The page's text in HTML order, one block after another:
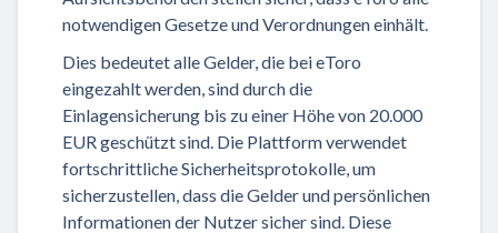
notwendigen Gesetze und Verordnungen einhält.
Dies bedeutet alle Gelder, die bei eToro
eingezahlt werden, sind durch die
Einlagensicherung bis zu einer Höhe von 20.000
EUR geschützt sind. Die Plattform verwendet
fortschrittliche Sicherheitsprotokolle, um
sicherzustellen, dass die Gelder und persönlichen
Informationen der Nutzer sicher sind. Diese